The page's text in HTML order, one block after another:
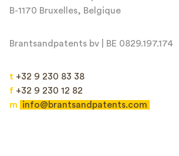
B-1170 Bruxelles, Belgique
Brantsandpatents bv | BE 0829.197.174
t +32 9 230 83 38
f +32 9 230 12 82
m
info@brantsandpatents.com